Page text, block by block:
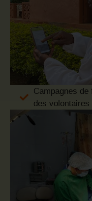
Campagnes
des